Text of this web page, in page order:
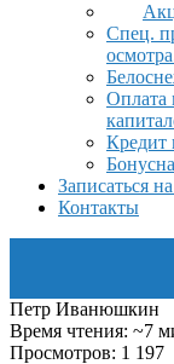
Спец.
Оплата
Кредит
Записаться
Контакты
Петр Иванюшкин
Время чтения: ~7
Просмотров: 1 197